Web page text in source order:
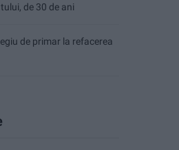
de 30 de ani
de primar la refacerea